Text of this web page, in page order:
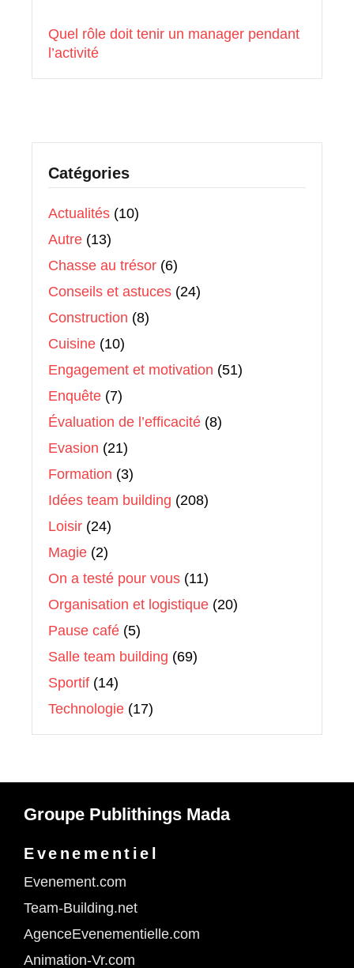
Quel rôle doit tenir un manager pendant
l’activité
Catégories
Actualités (10)
Autre (13)
Chasse au trésor (6)
Conseils et astuces (24)
Construction (8)
Cuisine (10)
Engagement et motivation (51)
Enquête (7)
Évaluation de l’efficacité (8)
Evasion (21)
Formation (3)
Idées team building (208)
Loisir (24)
Magie (2)
On a testé pour vous (11)
Organisation et logistique (20)
Pause café (5)
Salle team building (69)
Sportif (14)
Technologie (17)
Groupe Publithings Mada
Evenementiel
Evenement.com
Team-Building.net
AgenceEvenementielle.com
Animation-Vr.com